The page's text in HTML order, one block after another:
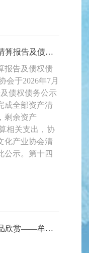
第十四师昆玉市文化产业协会清算报告及债权债务公示
报告及债权债
会于2026年7月
债权债务公示
成全部资产清
剩余资产
相关支出，协
化产业协会清
公示。第十四
第十四师昆玉市书法家协会作品欣赏——牟志行